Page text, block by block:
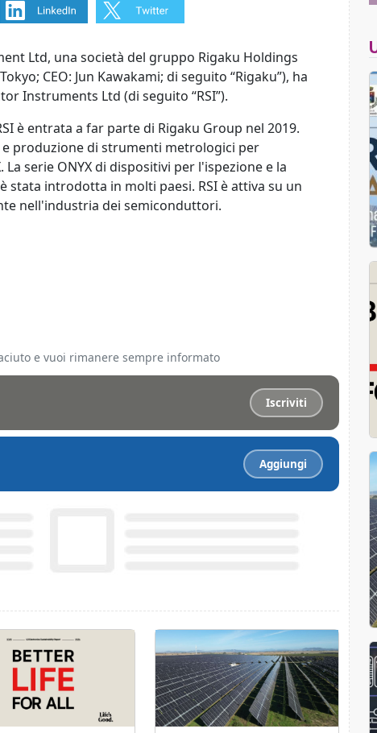
Ltd, una società del gruppo Rigaku Holdings
CEO: Jun Kawakami; di seguito “Rigaku”), ha
Instruments Ltd (di seguito “RSI”).
è entrata a far parte di Rigaku Group nel 2019.
e produzione di strumenti metrologici per
serie ONYX di dispositivi per l'ispezione e la
introdotta in molti paesi. RSI è attiva su un
nell'industria dei semiconduttori.
e vuoi rimanere sempre informato
Iscriviti
Aggiungi